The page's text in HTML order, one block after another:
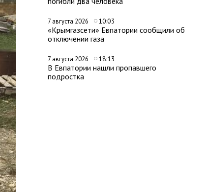
7 августа 2026 10:03
«Крымгазсети» Евпатории сообщили об
отключении газа
7 августа 2026 18:13
В Евпатории нашли пропавшего
подростка